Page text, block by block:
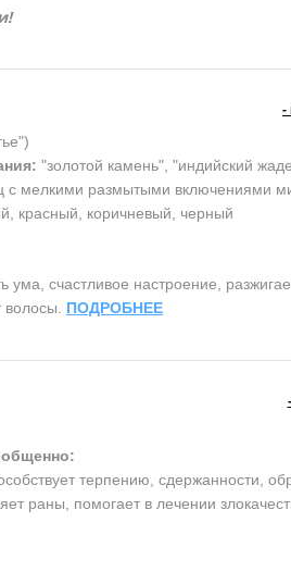
-
"золотой камень", "индийский
с мелкими размытыми включениями
красный, коричневый, черный
счастливое настроение,
волосы. ПОДРОБНЕЕ
терпению, сдержанности,
раны, помогает в лечении